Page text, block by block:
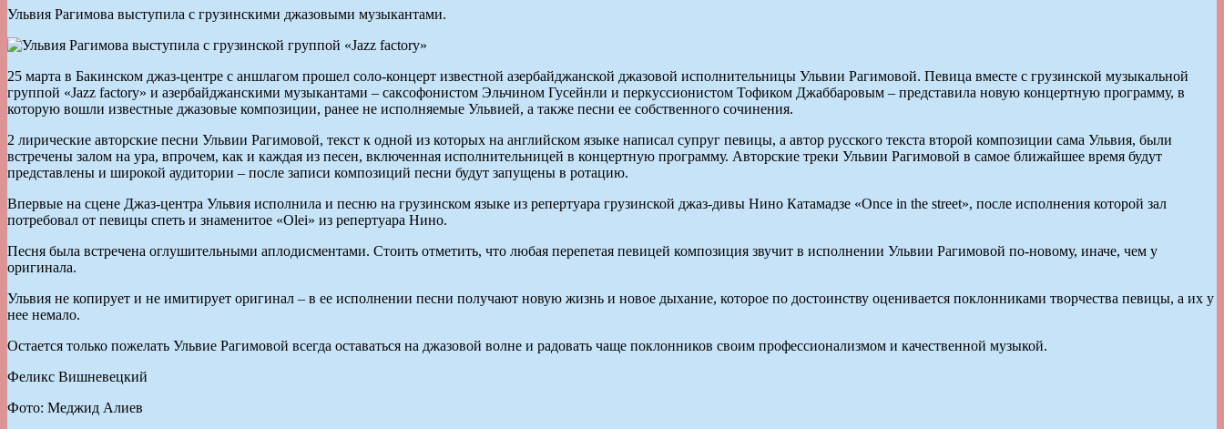
Ульвия Рагимова выступила с грузинскими джазовыми музыкантами.
25 марта в Бакинском джаз-центре с аншлагом прошел соло-концерт известной азербайджанской джазовой исполнительницы Ульвии Рагимовой. Певица вместе с грузинской музыкальной
группой «Jazz factory» и азербайджанскими музыкантами – саксофонистом Эльчином Гусейнли и перкуссионистом Тофиком Джаббаровым – представила новую концертную программу, в
которую вошли известные джазовые композиции, ранее не исполняемые Ульвией, а также песни ее собственного сочинения.
2 лирические авторские песни Ульвии Рагимовой, текст к одной из которых на английском языке написал супруг певицы, а автор русского текста второй композиции сама Ульвия, были
встречены залом на ура, впрочем, как и каждая из песен, включенная исполнительницей в концертную программу. Авторские треки Ульвии Рагимовой в самое ближайшее время будут
представлены и широкой аудитории – после записи композиций песни будут запущены в ротацию.
Впервые на сцене Джаз-центра Ульвия исполнила и песню на грузинском языке из репертуара грузинской джаз-дивы Нино Катамадзе «Once in the street», после исполнения которой зал
потребовал от певицы спеть и знаменитое «Olei» из репертуара Нино.
Песня была встречена оглушительными аплодисментами. Стоить отметить, что любая перепетая певицей композиция звучит в исполнении Ульвии Рагимовой по-новому, иначе, чем у
оригинала.
Ульвия не копирует и не имитирует оригинал – в ее исполнении песни получают новую жизнь и новое дыхание, которое по достоинству оценивается поклонниками творчества певицы, а их у
нее немало.
Остается только пожелать Ульвие Рагимовой всегда оставаться на джазовой волне и радовать чаще поклонников своим профессионализмом и качественной музыкой.
Феликс Вишневецкий
Фото: Меджид Алиев